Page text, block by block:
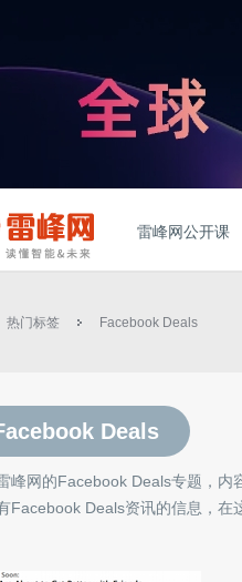
雷峰网公开课
热门标签 Facebook Deals
Deals
峰网的Facebook Deals专题，内
Facebook Deals资讯的信息，在